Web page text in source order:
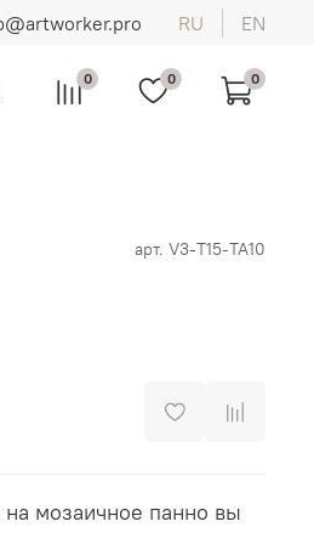
RU EN
0 0 0
арт. V3-T15-TA10
мозаичное панно вы